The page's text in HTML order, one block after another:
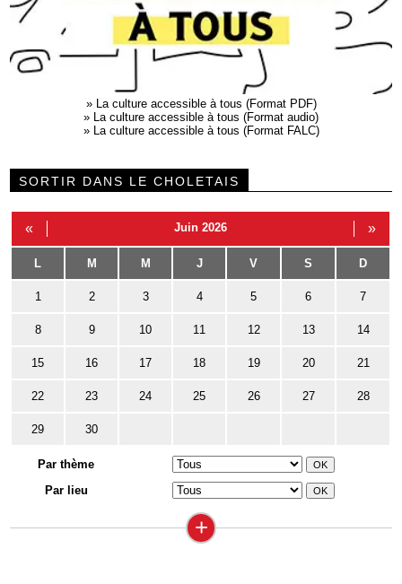
» La culture accessible à tous (Format PDF)
» La culture accessible à tous (Format audio)
» La culture accessible à tous (Format FALC)
SORTIR DANS LE CHOLETAIS
« Juin 2026 »
L M M J V S D
1 2 3 4 5 6 7
8 9 10 11 12 13 14
15 16 17 18 19 20 21
22 23 24 25 26 27 28
29 30
Par thème
Par lieu
+